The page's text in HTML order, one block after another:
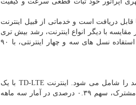
دریافت است و خدماتی از قبیل اینترنت
با دیگر انواع اینترنت، رشد بیش تری
رادیویی، تا آخر سه ماهه دوم سال ۱۴۰۰، استفاده نسل های سه و چهار اینترنتی، با ۹۰
بعد از آن اینترنت پهن باند DSL است که با هشت میلیون و ۴۸۳ هزار و ۷۳۲ مشترک، ۸.۴۰ درصد را شامل می شود. اینترنت TD-LTE با یک
میلیون و ۵۹۹ هزار و ۳۴۴ مشترک، ۱.۵۸ درصد را تشکیل می دهد و وای فای با ۳۹۳ هزار و ۱۵۴ مشترک، سهم ۰.۳۹ درصدی در آمار سه ماهه